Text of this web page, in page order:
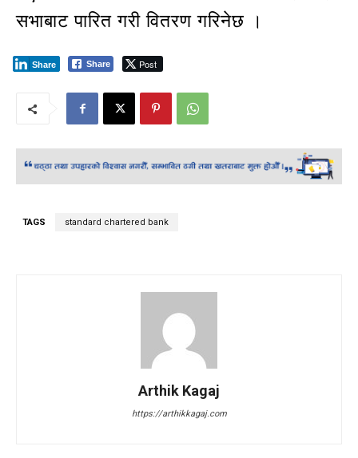
सभाबाट पारित गरी वितरण गरिनेछ ।
Share Post
Share
TAGS standard chartered bank
Arthik Kagaj
https://arthikkagaj.com